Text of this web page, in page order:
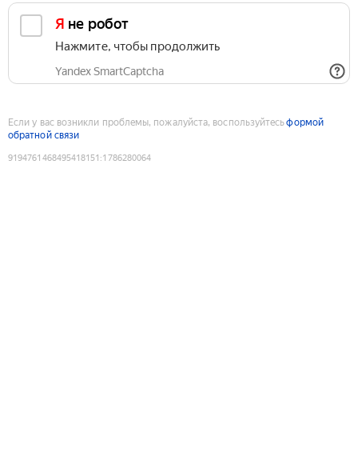
Я не робот
Нажмите, чтобы продолжить
Yandex SmartCaptcha
Если у вас возникли проблемы, пожалуйста, воспользуйтесьформой
обратной связи
9194761468495418151 :1786280064